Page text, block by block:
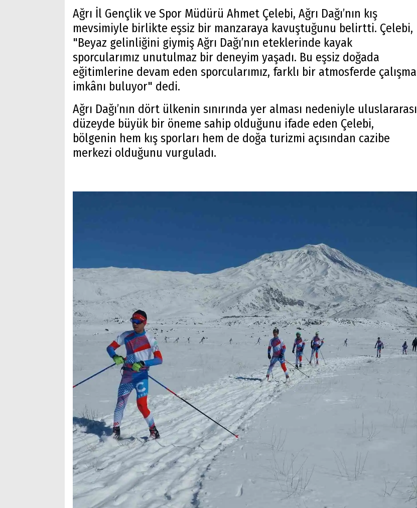
Ağrı İl Gençlik ve Spor Müdürü Ahmet Çelebi, Ağrı Dağı’nın kış
mevsimiyle birlikte eşsiz bir manzaraya kavuştuğunu belirtti. Çelebi,
"Beyaz gelinliğini giymiş Ağrı Dağı’nın eteklerinde kayak
sporcularımız unutulmaz bir deneyim yaşadı. Bu eşsiz doğada
eğitimlerine devam eden sporcularımız, farklı bir atmosferde çalışma
imkânı buluyor" dedi.
Ağrı Dağı’nın dört ülkenin sınırında yer alması nedeniyle uluslararası
düzeyde büyük bir öneme sahip olduğunu ifade eden Çelebi,
bölgenin hem kış sporları hem de doğa turizmi açısından cazibe
merkezi olduğunu vurguladı.